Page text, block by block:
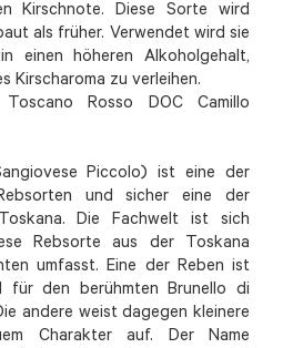
Kirschnote. Diese Sorte wird
als früher. Verwendet wird sie
einen höheren Alkoholgehalt,
Kirscharoma zu verleihen.
Rosso DOC Camillo
Piccolo) ist eine der
und sicher eine der
Die Fachwelt ist sich
Rebsorte aus der Toskana
umfasst. Eine der Reben ist
für den berühmten Brunello di
andere weist dagegen kleinere
Charakter auf. Der Name